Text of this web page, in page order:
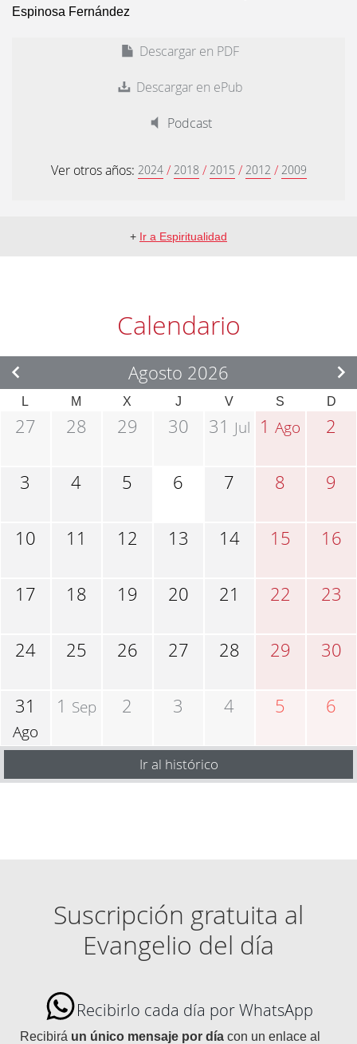
Espinosa Fernández
Descargar en PDF
Descargar en ePub
Podcast
Ver otros años: 2024 / 2018 / 2015 / 2012 / 2009
+ Ir a Espiritualidad
Calendario
Agosto 2026
L M X J V S D
27 28 29 30 31 Jul 1Ago 2
3 4 5 6 7 8 9
10 11 12 13 14 15 16
17 18 19 20 21 22 23
24 25 26 27 28 29 30
31
Ago
1 Sep 2 3 4 5 6
Ir al histórico
Suscripción gratuita al
Evangelio del día
Recibirlo cada día por WhatsApp
Recibirá un único mensaje por día con un enlace al